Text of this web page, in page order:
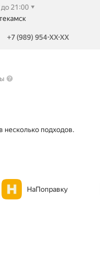
21:00
+7 (989) 954-XX-XX
несколько подходов.
НаПоправку